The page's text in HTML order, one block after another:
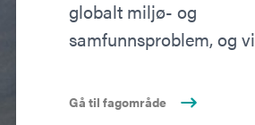
globalt miljø- og
samfunnsproblem, og vi
Gå til fagområde